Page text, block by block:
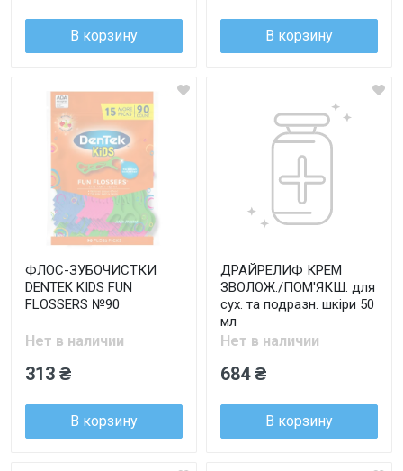
В корзину В корзину
ФЛОС-ЗУБОЧИСТКИ
DENTEK KIDS FUN
FLOSSERS №90
Нет в наличии
313 ₴
В корзину
ДРАЙРЕЛИФ КРЕМ
ЗВОЛОЖ./ПОМ'ЯКШ. для
сух. та подразн. шкіри 50
мл
Нет в наличии
684 ₴
В корзину